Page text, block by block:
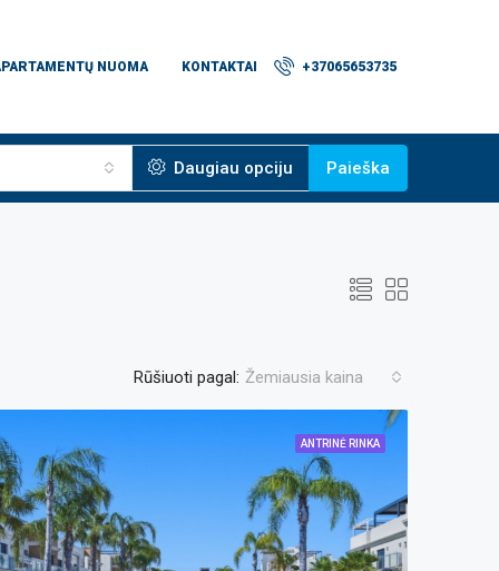
NUOMA KONTAKTAI +37065653735
Daugiau opciju Paieška
Rūšiuoti pagal: Žemiausia kaina
ANTRINĖ RINKA